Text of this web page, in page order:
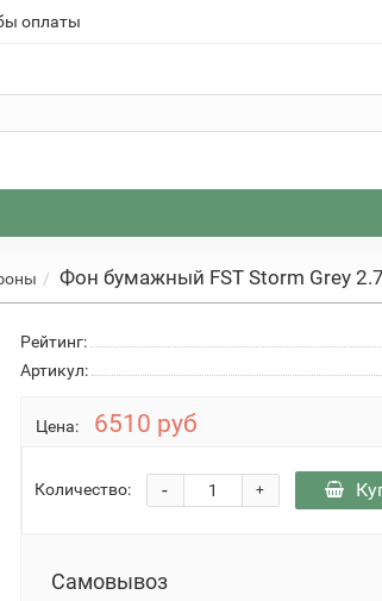
оплаты
Фон бумажный FST Storm Grey
Рейтинг:
Артикул:
Цена: 6510 руб
Количество: +
-
Самовывоз